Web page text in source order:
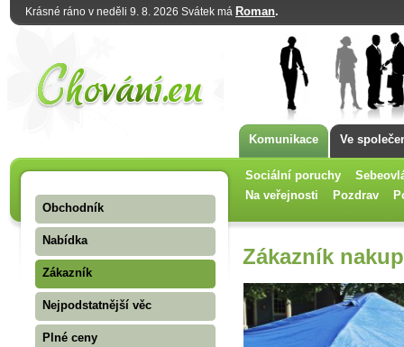
Krásné ráno v neděli 9. 8. 2026 Svátek má Roman.
Komunikace Ve
Sociální poruchy
Na veřejnosti
Pozdrav
Obchodník
Nabídka
Zákazník
Nejpodstatnější věc
Plné ceny
Zákazník